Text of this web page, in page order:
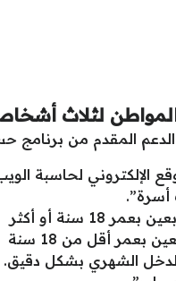
لثلاث
المقدم من برنامج
الإلكتروني لحاسبة
18 سنة أو أكثر
بعمر أقل من 18 سنة
الشهري بشكل دقيق.